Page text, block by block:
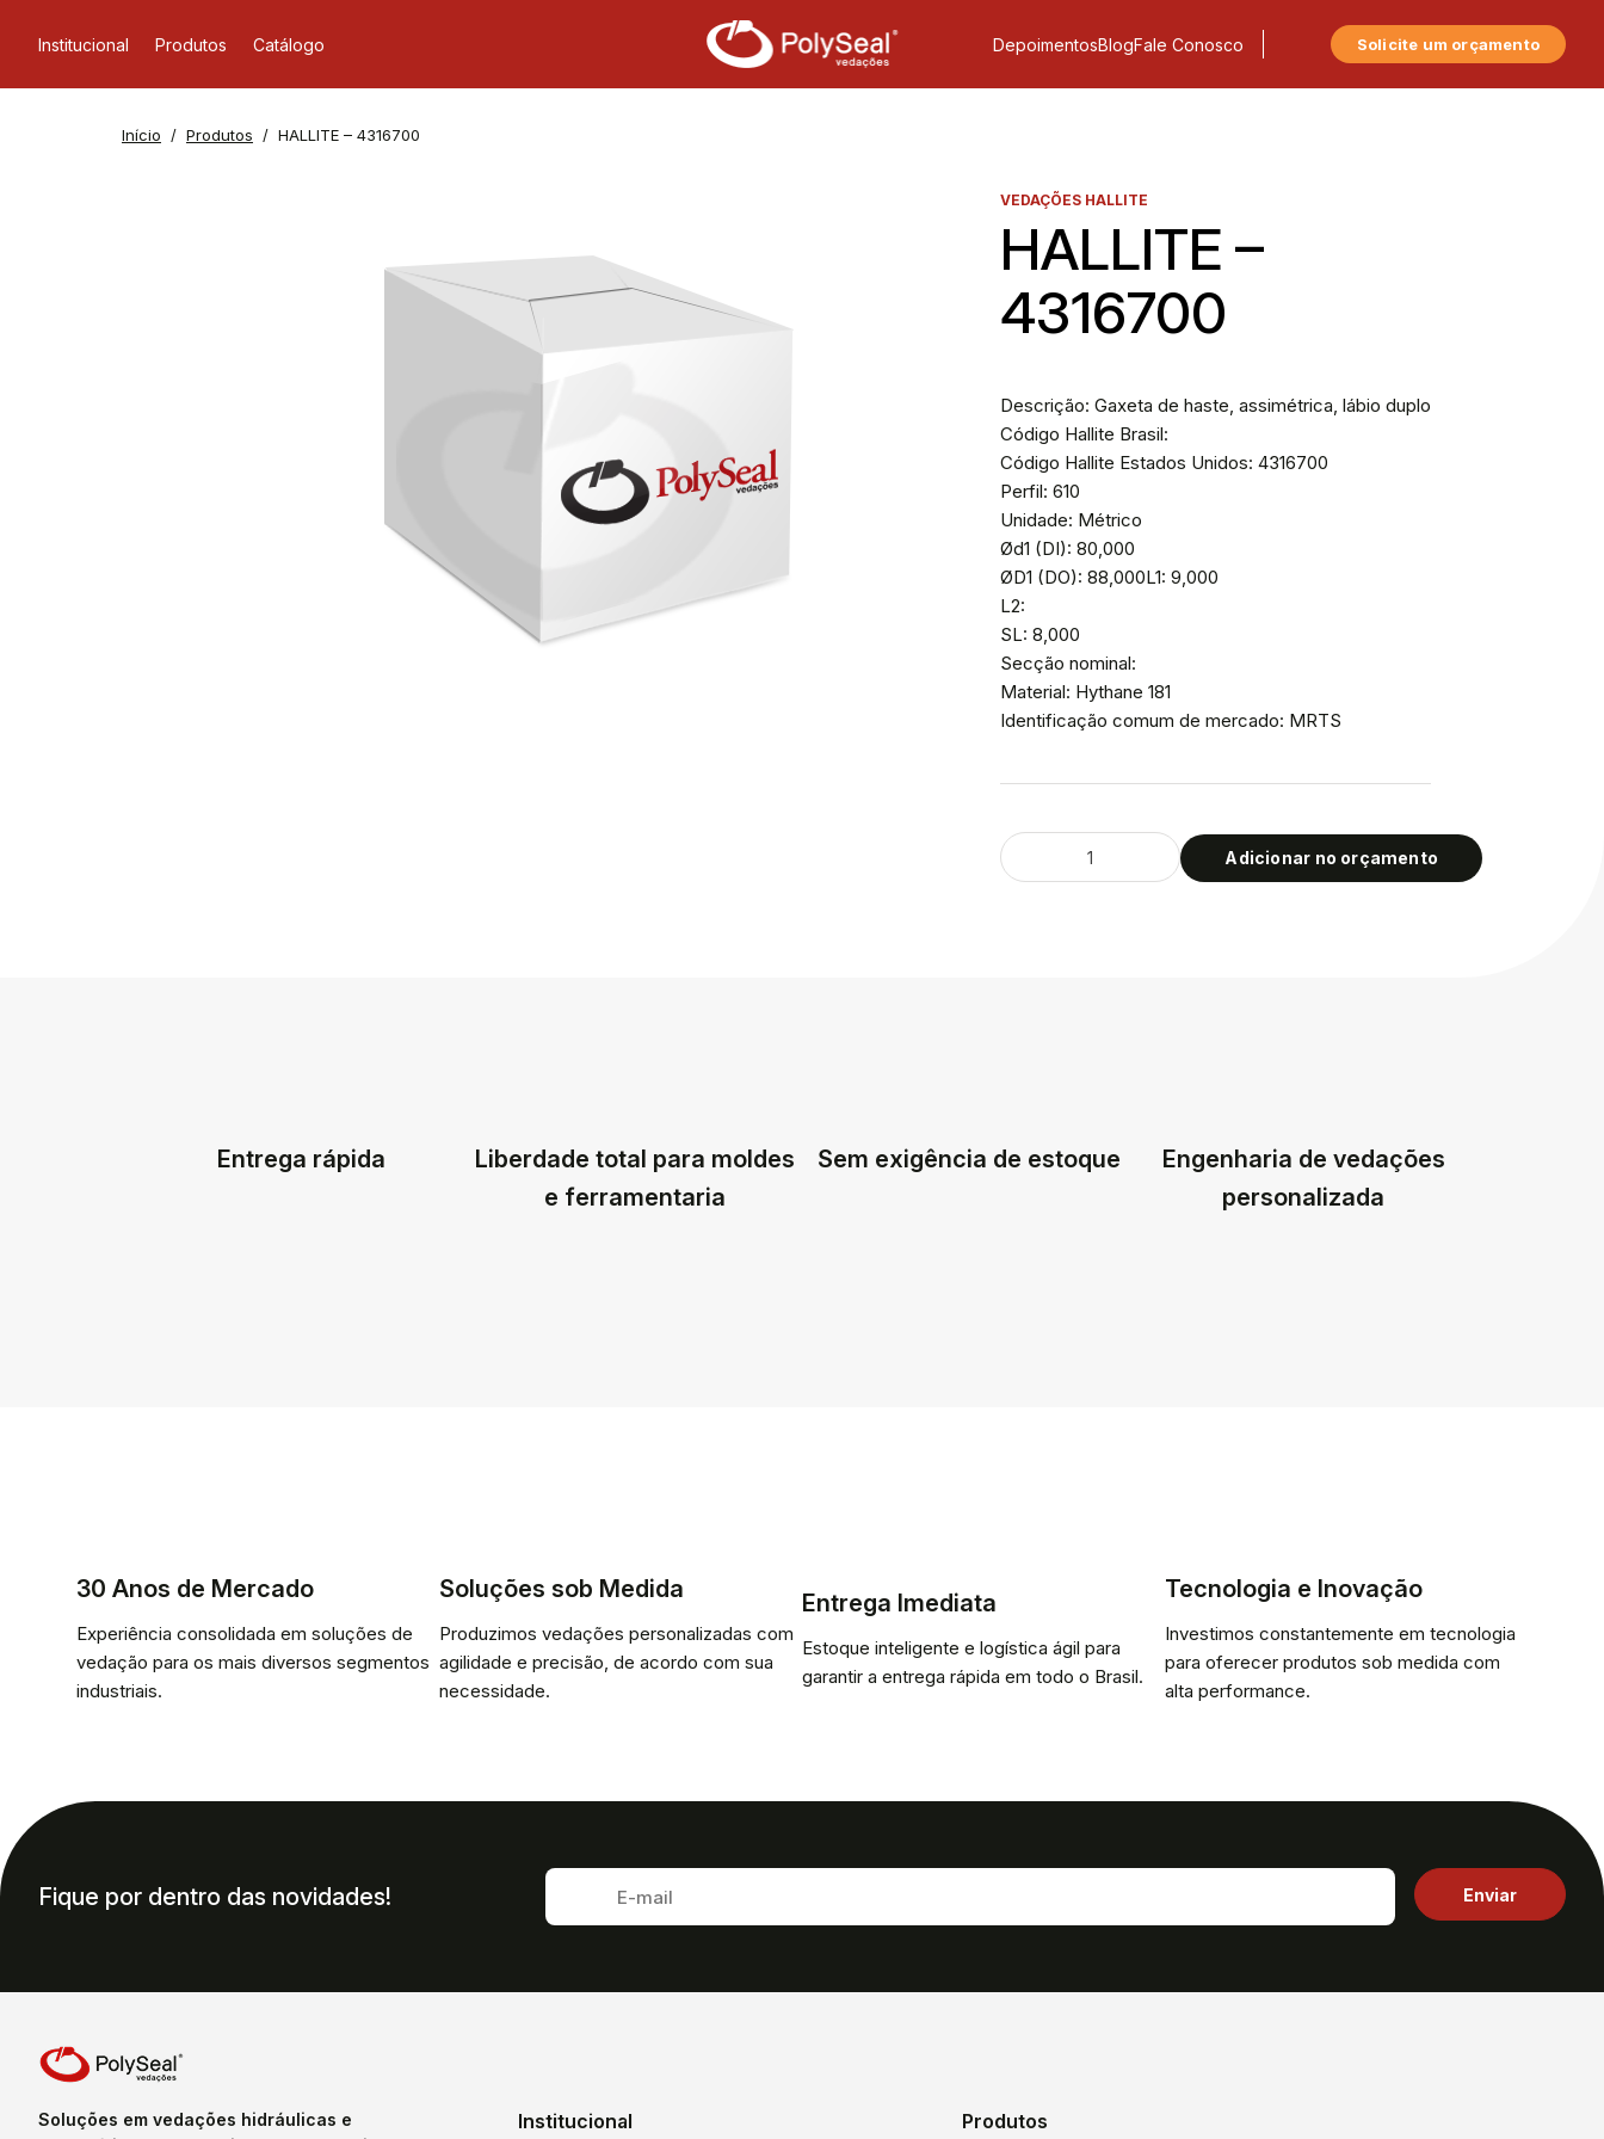
Institucional Produtos Catálogo DepoimentosBlogFale Conosco Solicite um orçamento
Início Produtos HALLITE – 4316700
VEDAÇÕES HALLITE
HALLITE –
4316700
Descrição: Gaxeta de haste, assimétrica, lábio duplo
Código Hallite Brasil:
Código Hallite Estados Unidos: 4316700
Perfil: 610
Unidade: Métrico
Ød1 (DI): 80,000
ØD1 (DO): 88,000L1: 9,000
L2:
SL: 8,000
Secção nominal:
Material: Hythane 181
Identificação comum de mercado: MRTS
Adicionar no orçamento
Entrega rápida
Liberdade total para moldes
e ferramentaria
Sem exigência de estoque
Engenharia de vedações
personalizada
30 Anos de Mercado
Experiência consolidada em soluções de
vedação para os mais diversos segmentos
industriais.
Soluções sob Medida
Produzimos vedações personalizadas com
agilidade e precisão, de acordo com sua
necessidade.
Entrega Imediata
Estoque inteligente e logística ágil para
garantir a entrega rápida em todo o Brasil.
Tecnologia e Inovação
Investimos constantemente em tecnologia
para oferecer produtos sob medida com
alta performance.
Fique por dentro das novidades!
Soluções em vedações hidráulicas e
Institucional Produtos